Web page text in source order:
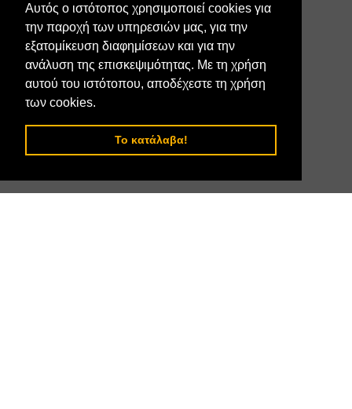
Αυτός ο ιστότοπος χρησιμοποιεί cookies για
την παροχή των υπηρεσιών μας, για την
εξατομίκευση διαφημίσεων και για την
ανάλυση της επισκεψιμότητας. Με τη χρήση
αυτού του ιστότοπου, αποδέχεστε τη χρήση
των cookies.
Το κατάλαβα!
EMAIL
vlahosbatteryline@gmail.com
Χάρτης